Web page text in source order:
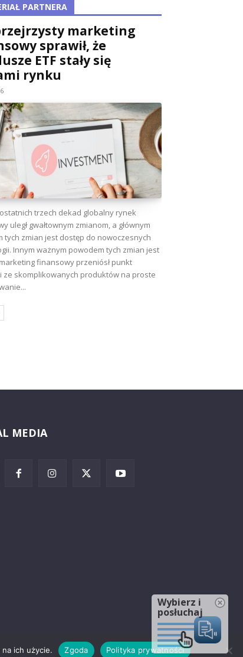
PARTNERA
marketing
sprawił, że
ETF stały się
rynku
trzech dekad globalny rynek
uległ gwałtownym zmianom, a głównym
tych zmian jest dostęp do nowoczesnych
Innym ważnym powodem tych zmian jest
finansowy przeniósł punkt
ze skomplikowanych produktów na proste
MEDIA
ich użycie. Zgoda Polityka prywatności
Wybierz i
posłuchaj